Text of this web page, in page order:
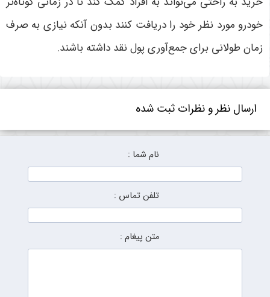
خودرو مورد نظر خود را دریافت کنند بدون آنکه نیازی به صرف
زمان طولانی برای جمع‌آوری پول نقد داشته باشند.
ارسال نظر و نظرات ثبت شده
نام شما :
تلفن تماس :
متن پیغام :